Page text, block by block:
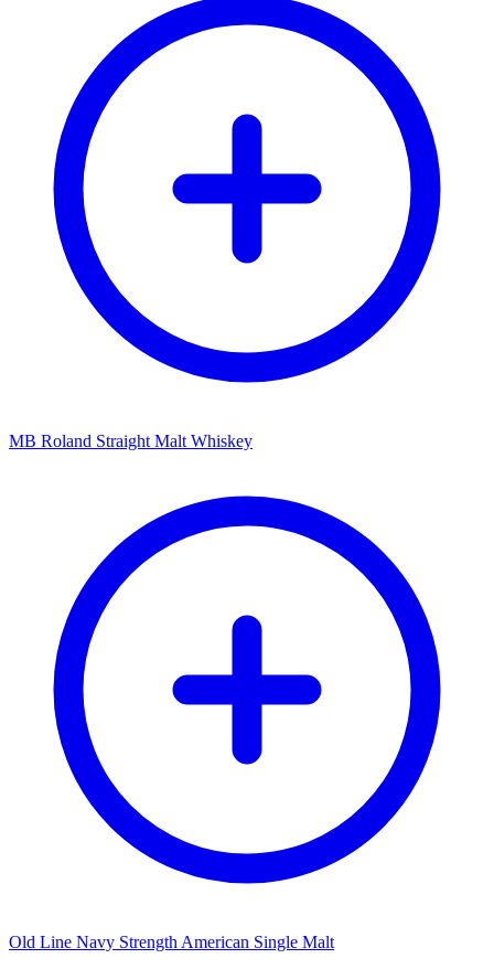
MB Roland Straight Malt Whiskey
Old Line Navy Strength American Single Malt